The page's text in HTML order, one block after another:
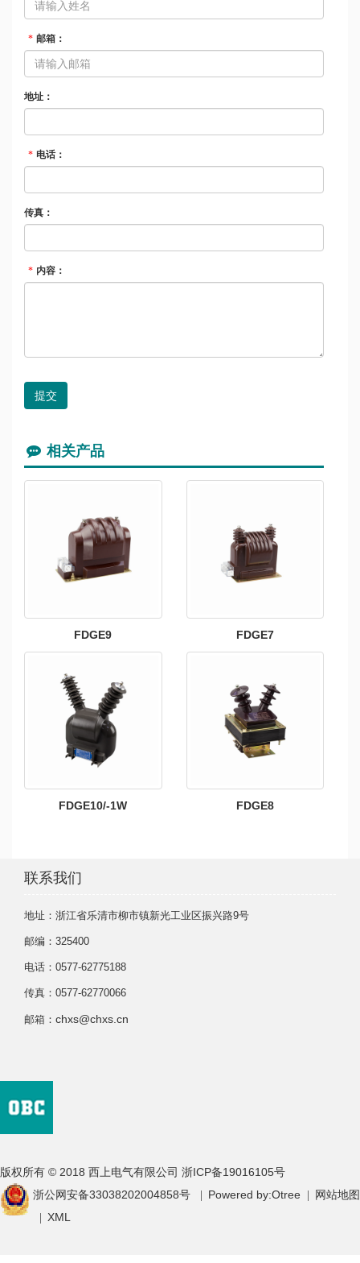
* 邮箱：
地址：
* 电话：
传真：
* 内容：
提交
相关产品
FDGE9 FDGE7
FDGE10/-1W FDGE8
联系我们
地址：浙江省乐清市柳市镇新光工业区振兴路9号
邮编：325400
电话：0577-62775188
传真：0577-62770066
邮箱： chxs@chxs.cn
版权所有 © 2018 西上电气有限公司 浙ICP备19016105号
浙公网安备33038202004858号
Powered by:Otree 网站地图
XML